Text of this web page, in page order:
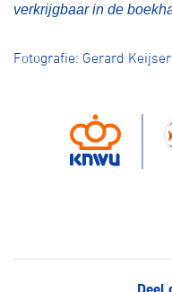
verkrijgbaar in de
Fotografie: Gerard
Deel